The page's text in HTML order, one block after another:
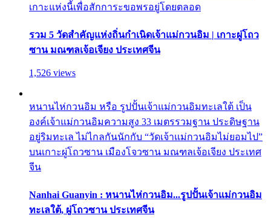
เกาะแห่งนี้เพื่อสักการะขอพรอยู่โดยตลอด
รวม 5 วัดสำคัญแห่งถิ่นกำเนิดเจ้าแม่กวนอิม | เกาะผู่โถว
ซาน มณฑลเจ้อเจียง ประเทศจีน
1,526 views
หนานไห่กวนอิม หรือ รูปปั้นเจ้าแม่กวนอิมทะเลใต้ เป็น
องค์เจ้าแม่กวนอิมความสูง 33 เมตรรวมฐาน ประดิษฐาน
อยู่ริมทะเล ไม่ไกลกันนักกับ “วัดเจ้าแม่กวนอิมไม่ยอมไป”
บนเกาะผู่โถวซาน เมืองโจวซาน มณฑลเจ้อเจียง ประเทศ
จีน
Nanhai Guanyin : หนานไห่กวนอิม...รูปปั้นเจ้าแม่กวนอิม
ทะเลใต้, ผู่โถวซาน ประเทศจีน